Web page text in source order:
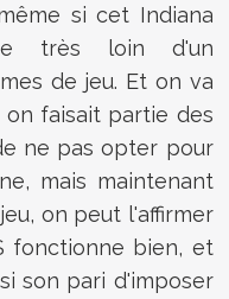
si cet Indiana
très loin d'un
de jeu. Et on va
faisait partie des
ne pas opter pour
mais maintenant
on peut l'affirmer
fonctionne bien, et
son pari d'imposer